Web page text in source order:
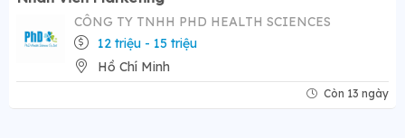
CÔNG TY TNHH PHD HEALTH SCIENCES
12 triệu - 15 triệu
Hồ Chí Minh
Còn 13 ngày